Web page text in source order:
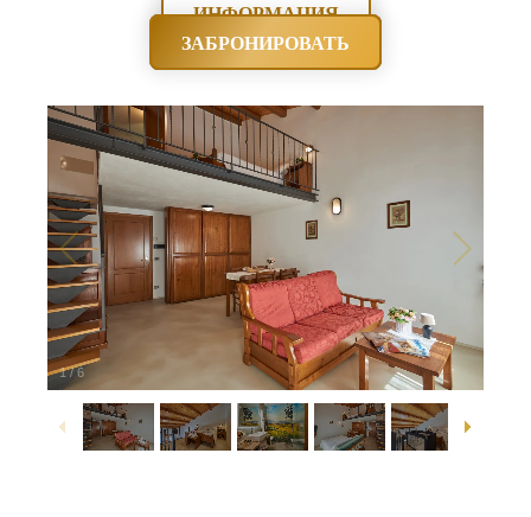
ИНФОРМАЦИЯ
ЗАБРОНИРОВАТЬ
1/6